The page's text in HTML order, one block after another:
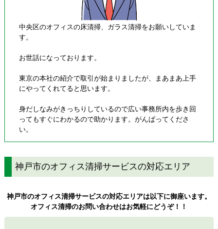
中央区のオフィスの床清掃、ガラス清掃をお願いしていま
す。
お世話になっております。
東京の本社の紹介で取引が始まりましたが、まあまあ上手
にやってくれてると思います。
身だしなみがきっちりしているので広い事務所内を歩き回
ってもすぐにわかるので助かります。がんばってくださ
い。
神戸市のオフィス清掃サービスの対応エリア
神戸市のオフィス清掃サービスの対応エリアは以下に御座います。
オフィス清掃のお問い合わせはお気軽にどうぞ！！